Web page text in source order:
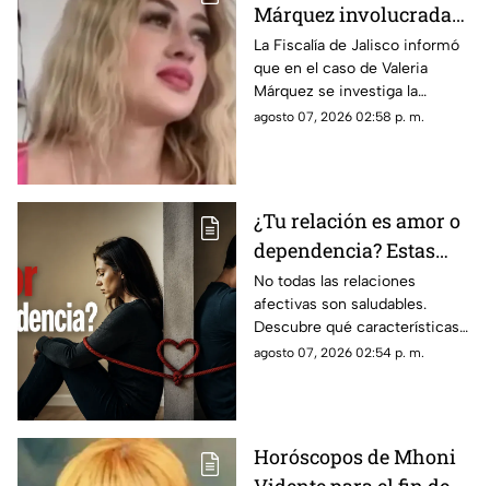
Márquez involucradas
en su feminicidio? Esto
dicen las autoridades
La Fiscalía de Jalisco informó
que en el caso de Valeria
Márquez se investiga la
participación de dos o tres
agosto 07, 2026 02:58 p. m.
¿Tu relación es amor o
dependencia? Estas
claves te ayudarán a
descubrirlo
No todas las relaciones
afectivas son saludables.
Descubre qué características
distinguen al amor de la
agosto 07, 2026 02:54 p. m.
Horóscopos de Mhoni